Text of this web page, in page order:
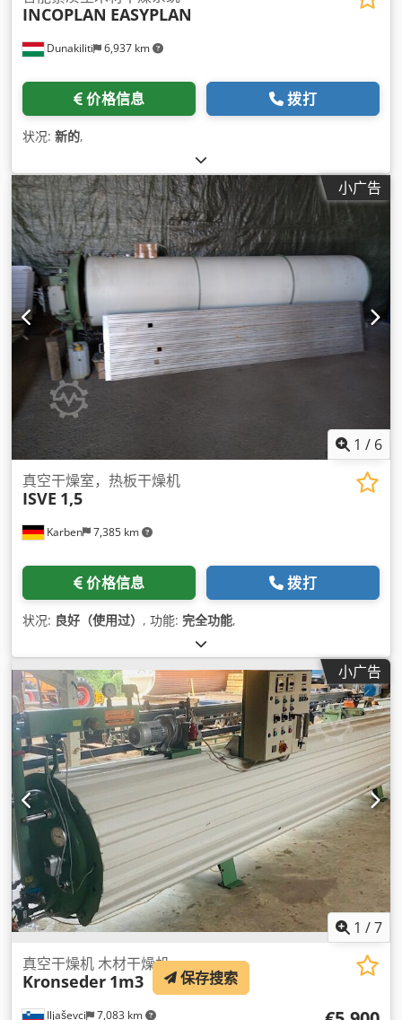
Dunakiliti 6,937 km
INCOPLAN EASYPLAN
价格信息 拨打
状况: 新的,
小广告
1 / 6
Karben 7,385 km
真空干燥室，热板干燥机
ISVE 1,5
价格信息 拨打
状况: 良好（使用过） , 功能: 完全功能,
小广告
1 /7
Iljaševci 7,083 km
真空干燥机 木材干燥机
Kronseder 1m3 保存搜索